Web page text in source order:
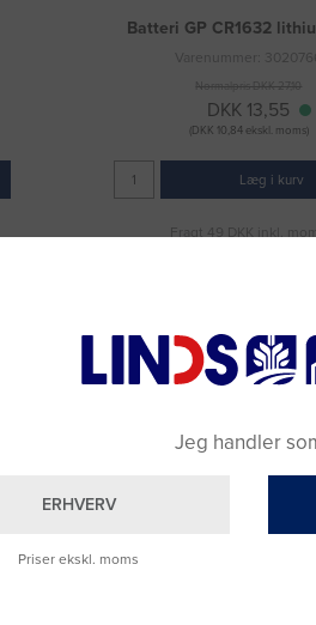
Batteri GP CR1632
Varenummer: 3020766
Normalpris DKK 27,10
DKK 13,55
(DKK 10,84 ekskl. moms)
Læg i kurv
Fragt 49 DKK inkl.
Jeg handler
ERHVERV
Priser ekskl. moms